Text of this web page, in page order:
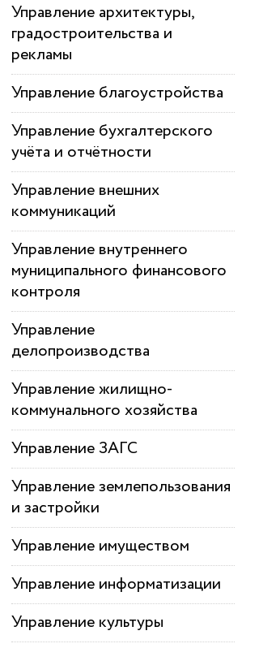
Управление архитектуры,
градостроительства и
рекламы
Управление благоустройства
Управление бухгалтерского
учёта и отчётности
Управление внешних
коммуникаций
Управление внутреннего
муниципального финансового
контроля
Управление
делопроизводства
Управление жилищно-
коммунального хозяйства
Управление ЗАГС
Управление землепользования
и застройки
Управление имуществом
Управление информатизации
Управление культуры